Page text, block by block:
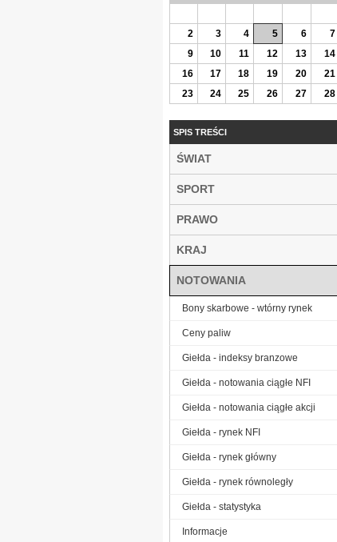
2
3 4 5 6 7
9
10 11 12 13 14
16
17 18 19 20 21
23
24 25 26 27 28
SPIS TREŚCI
ŚWIAT
SPORT
PRAWO
KRAJ
NOTOWANIA
Bony skarbowe - wtórny rynek
Ceny paliw
Giełda - indeksy branzowe
Giełda - notowania ciągłe NFI
Giełda - notowania ciągłe akcji
Giełda - rynek NFI
Giełda - rynek główny
Giełda - rynek równoległy
Giełda - statystyka
Informacje